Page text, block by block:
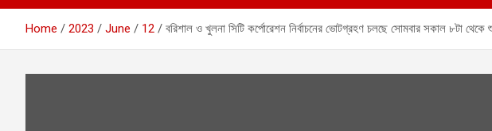
Home 2023 June 12 বরিশাল ও খুলনা সিটি কর্পোরেশন নির্বাচনের ভোটগ্রহণ চলছে সোমবার সকাল ৮টা